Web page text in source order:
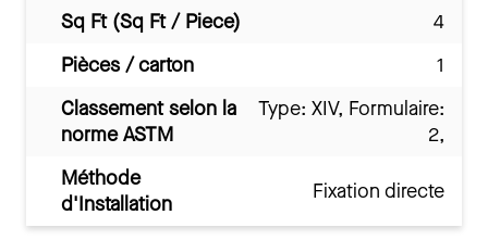
Sq Ft (Sq Ft / Piece)
4
Pièces / carton
1
Classement selon la
norme ASTM
Type: XIV, Formulaire:
2,
Méthode
d'Installation
Fixation directe